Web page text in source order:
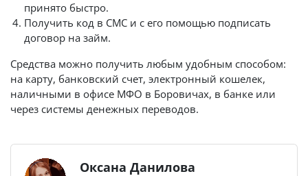
принято быстро.
Получить код в СМС и с его помощью подписать
договор на займ.
Средства можно получить любым удобным способом:
на карту, банковский счет, электронный кошелек,
наличными в офисе МФО в Боровичах, в банке или
через системы денежных переводов.
Оксана Данилова